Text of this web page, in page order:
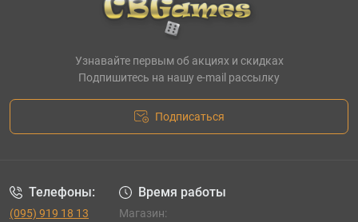
Узнавайте первым об акциях и скидках
Подпишитесь на нашу e-mail рассылку
Подписаться
Телефоны:
(095) 919 18 13
Время работы
Магазин: